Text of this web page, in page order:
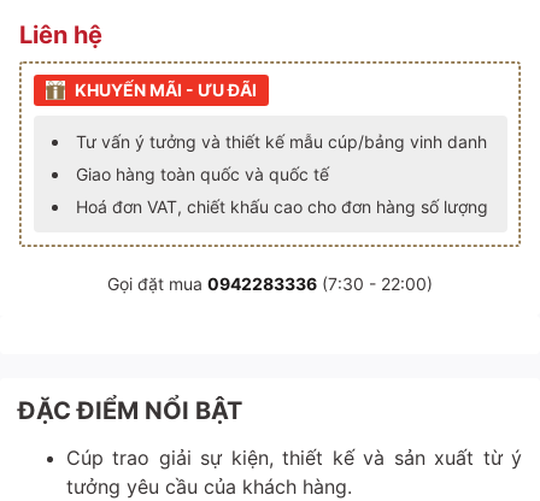
Liên hệ
KHUYẾN MÃI - ƯU ĐÃI
Tư vấn ý tưởng và thiết kế mẫu cúp/bảng vinh danh
Giao hàng toàn quốc và quốc tế
Hoá đơn VAT, chiết khấu cao cho đơn hàng số lượng
Gọi đặt mua 0942283336 (7:30 - 22:00)
ĐẶC ĐIỂM NỔI BẬT
Cúp trao giải sự kiện, thiết kế và sản xuất từ ý
tưởng yêu cầu của khách hàng.